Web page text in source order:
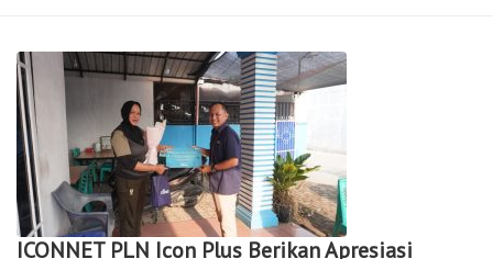
ICONNET PLN Icon Plus Berikan Apresiasi